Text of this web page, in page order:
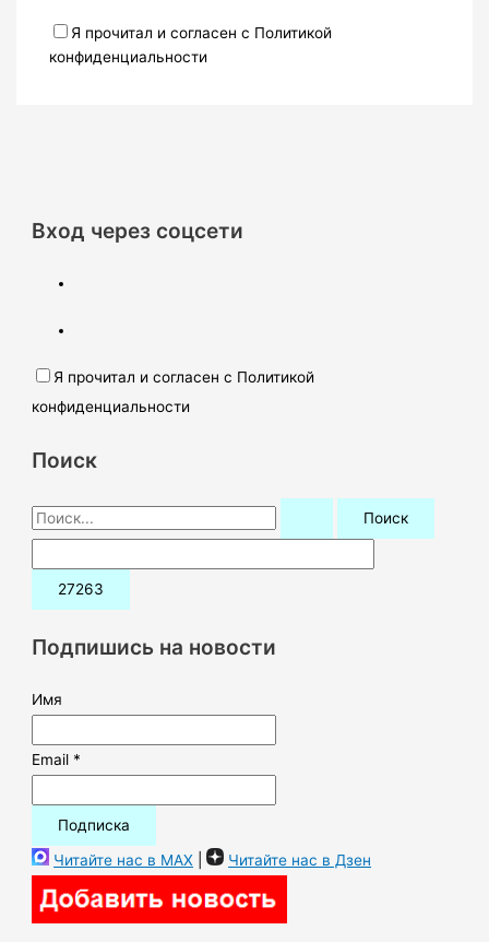
Я прочитал и согласен с Политикой
конфиденциальности
Вход через соцсети
Я прочитал и согласен с Политикой
конфиденциальности
Поиск
П
о
и
:Подпишись на новости
Имя
Email *
Читайте нас в MAX | Читайте нас в Дзен